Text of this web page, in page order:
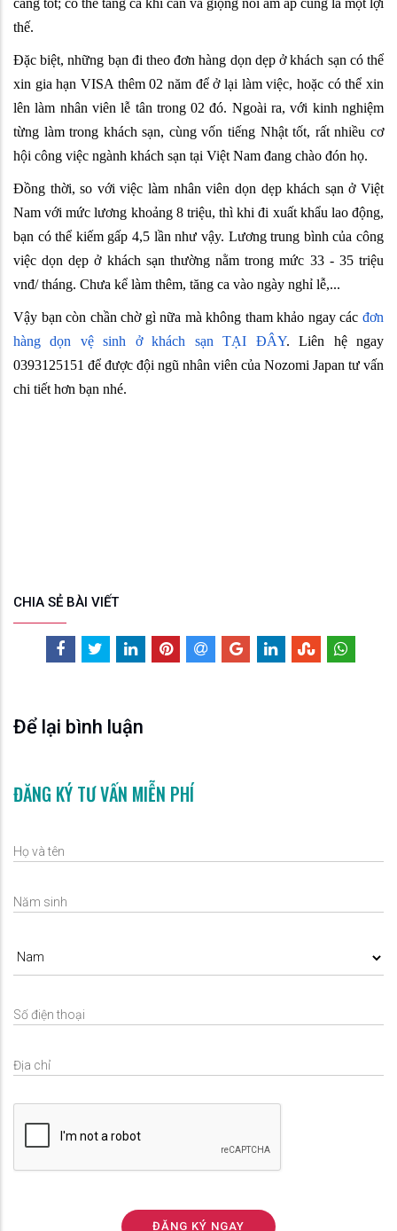
càng tốt; có thể tăng ca khi cần và giọng nói ấm áp cũng là một lợi
thế.
Đặc biệt, những bạn đi theo đơn hàng dọn dẹp ở khách sạn có thể
xin gia hạn VISA thêm 02 năm để ở lại làm việc, hoặc có thể xin
lên làm nhân viên lễ tân trong 02 đó. Ngoài ra, với kinh nghiệm
từng làm trong khách sạn, cùng vốn tiếng Nhật tốt, rất nhiều cơ
hội công việc ngành khách sạn tại Việt Nam đang chào đón họ.
Đồng thời, so với việc làm nhân viên dọn dẹp khách sạn ở Việt
Nam với mức lương khoảng 8 triệu, thì khi đi xuất khẩu lao động,
bạn có thể kiếm gấp 4,5 lần như vậy. Lương trung bình của công
việc dọn dẹp ở khách sạn thường nằm trong mức 33 - 35 triệu
vnđ/ tháng. Chưa kể làm thêm, tăng ca vào ngày nghỉ lễ,...
Vậy bạn còn chần chờ gì nữa mà không tham khảo ngay các đơn
hàng dọn vệ sinh ở khách sạn TẠI ĐÂY. Liên hệ ngay
0393125151 để được đội ngũ nhân viên của Nozomi Japan tư vấn
chi tiết hơn bạn nhé.
CHIA SẺ BÀI VIẾT
Để lại bình luận
ĐĂNG KÝ TƯ VẤN MIỄN PHÍ